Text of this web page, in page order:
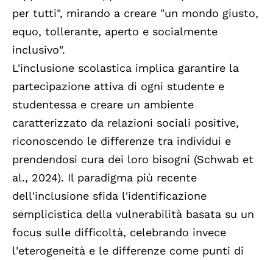
per tutti", mirando a creare "un mondo giusto,
equo, tollerante, aperto e socialmente
inclusivo".
L'inclusione scolastica implica garantire la
partecipazione attiva di ogni studente e
studentessa e creare un ambiente
caratterizzato da relazioni sociali positive,
riconoscendo le differenze tra individui e
prendendosi cura dei loro bisogni (Schwab et
al., 2024). Il paradigma più recente
dell'inclusione sfida l'identificazione
semplicistica della vulnerabilità basata su un
focus sulle difficoltà, celebrando invece
l'eterogeneità e le differenze come punti di